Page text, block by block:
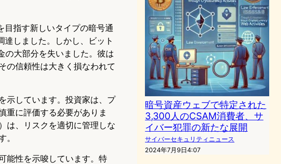
指す新しいタイプの暗号通
しました。しかし、ビット
の大部分を失いました。彼は
の信頼性は大きく損なわれて
示しています。投資家は、プ
重に評価する必要がありま
は、リスクを適切に管理しな
。
能性を示唆しています。特
暗号資産ウェブで特定された
3,300人のCSAM消費者、サ
イバー犯罪の新たな展開
サイバーセキュリティニュース
2024年7月9日4:07